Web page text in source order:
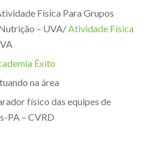
Física Para Grupos
– UVA/Atividade Física
Êxito
na área
físico das equipes de
PA – CVRD